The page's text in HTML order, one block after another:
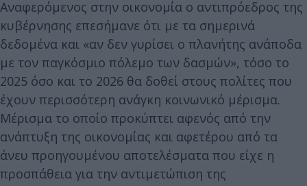
Αναφερόμενος στην οικονομία ο αντιπρόεδρος της
κυβέρνησης επεσήμανε ότι με τα σημερινά
δεδομένα και «αν δεν γυρίσει ο πλανήτης ανάποδα
με τον παγκόσμιο πόλεμο των δασμών», τόσο το
2025 όσο και το 2026 θα δοθεί στους πολίτες που
έχουν περισσότερη ανάγκη κοινωνικό μέρισμα.
Μέρισμα το οποίο προκύπτει αφενός από την
ανάπτυξη της οικονομίας και αφετέρου από τα
άνευ προηγουμένου αποτελέσματα που είχε η
προσπάθεια για την αντιμετώπιση της